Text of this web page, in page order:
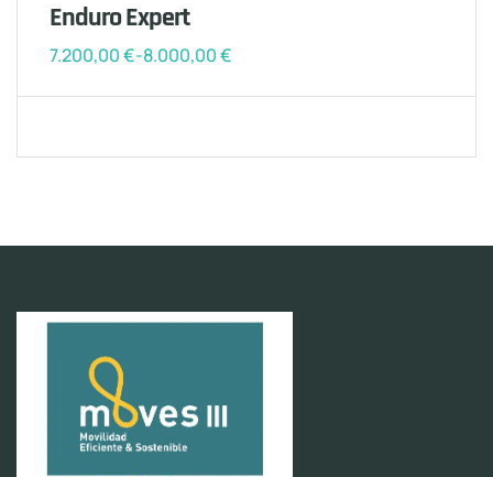
Enduro Expert
7.200,00€-8.000,00€